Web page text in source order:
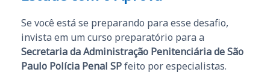
Se você está se preparando para esse desafio,
invista em um curso preparatório para a
Secretaria da Administração Penitenciária de São
Paulo Polícia Penal SPfeito por especialistas.